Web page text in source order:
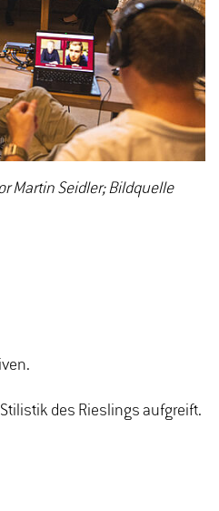
Martin Seidler; Bildquelle
des Rieslings aufgreift.